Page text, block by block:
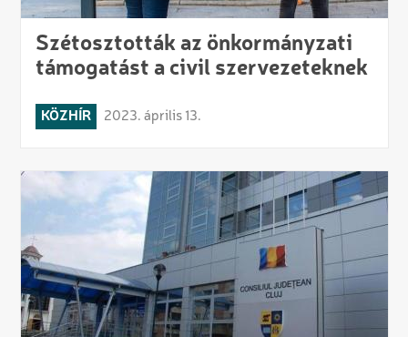
Szétosztották az önkormányzati
támogatást a civil szervezeteknek
KÖZHÍR 2023. április 13.